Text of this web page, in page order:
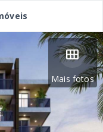
Mais fotos